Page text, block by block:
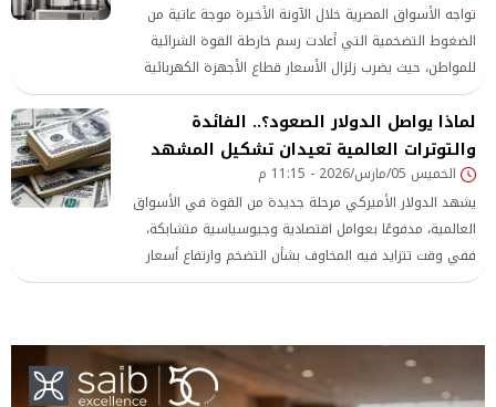
​تواجه الأسواق المصرية خلال الآونة الأخيرة موجة عاتية من
الضغوط التضخمية التي أعادت رسم خارطة القوة الشرائية
للمواطن، حيث يضرب زلزال الأسعار قطاع الأجهزة الكهربائية
بقوة، وسط توقعات قوية بقفزات سعرية مرتقبة قد تتجاوز
حاجز الـ 15%
لماذا يواصل الدولار الصعود؟.. الفائدة
والتوترات العالمية تعيدان تشكيل المشهد
الخميس 05/مارس/2026 - 11:15 م
يشهد الدولار الأميركي مرحلة جديدة من القوة في الأسواق
العالمية، مدفوعًا بعوامل اقتصادية وجيوسياسية متشابكة،
ففي وقت تتزايد فيه المخاوف بشأن التضخم وارتفاع أسعار
الطاقة